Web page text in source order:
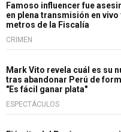
Famoso influencer fue
en plena transmisión en vivo
metros de la Fiscalía
CRIMEN
Mark Vito revela cuál es su
tras abandonar Perú de
"Es fácil ganar plata"
ESPECTÁCULOS